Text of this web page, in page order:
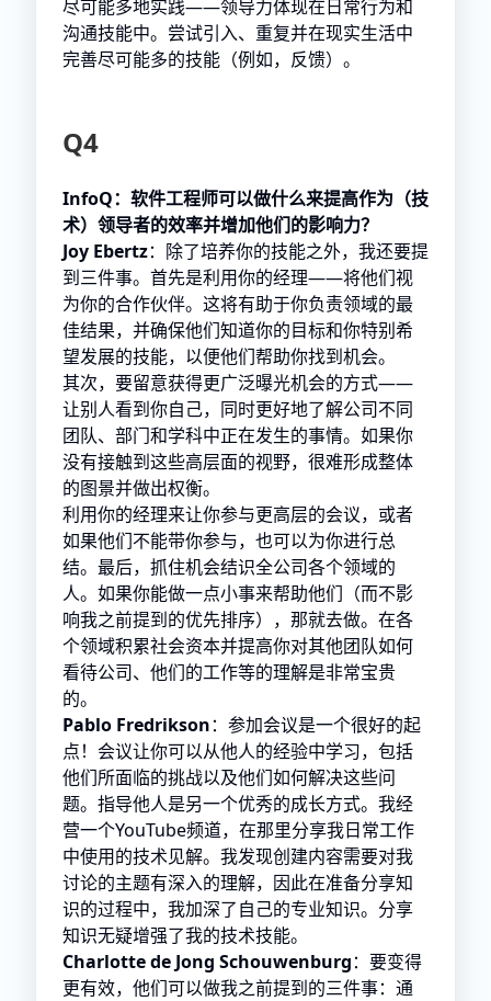
尽可能多地实践——领导力体现在日常行为和
沟通技能中。尝试引入、重复并在现实生活中
完善尽可能多的技能（例如，反馈）。
Q4
InfoQ：软件工程师可以做什么来提高作为（技
术）领导者的效率并增加他们的影响力？
Joy Ebertz：除了培养你的技能之外，我还要提
到三件事。首先是利用你的经理——将他们视
为你的合作伙伴。这将有助于你负责领域的最
佳结果，并确保他们知道你的目标和你特别希
望发展的技能，以便他们帮助你找到机会。
其次，要留意获得更广泛曝光机会的方式——
让别人看到你自己，同时更好地了解公司不同
团队、部门和学科中正在发生的事情。如果你
没有接触到这些高层面的视野，很难形成整体
的图景并做出权衡。
利用你的经理来让你参与更高层的会议，或者
如果他们不能带你参与，也可以为你进行总
结。最后，抓住机会结识全公司各个领域的
人。如果你能做一点小事来帮助他们（而不影
响我之前提到的优先排序），那就去做。在各
个领域积累社会资本并提高你对其他团队如何
看待公司、他们的工作等的理解是非常宝贵
的。
Pablo Fredrikson：参加会议是一个很好的起
点！会议让你可以从他人的经验中学习，包括
他们所面临的挑战以及他们如何解决这些问
题。指导他人是另一个优秀的成长方式。我经
营一个YouTube频道，在那里分享我日常工作
中使用的技术见解。我发现创建内容需要对我
讨论的主题有深入的理解，因此在准备分享知
识的过程中，我加深了自己的专业知识。分享
知识无疑增强了我的技术技能。
Charlotte de Jong Schouwenburg：要变得
更有效，他们可以做我之前提到的三件事：通